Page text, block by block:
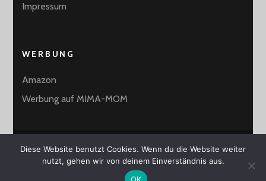
Impressum
WERBUNG
Amazon
Werbung auf MIMA-MOM
2026 CopyrightMiMa-Mom. Blossom Mommy Blog |
Entwickelt vonBlossom Themes. Präsentiert von
WordPress
Diese Website benutzt Cookies. Wenn du die Website weiter
nutzt, gehen wir von deinem Einverständnis aus.
OK